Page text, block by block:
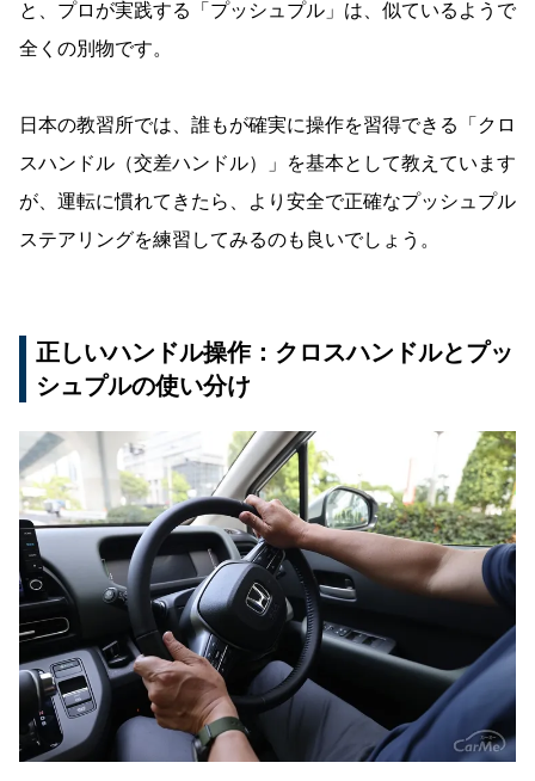
と、プロが実践する「プッシュプル」は、似ているようで
全くの別物です。
日本の教習所では、誰もが確実に操作を習得できる「クロ
スハンドル（交差ハンドル）」を基本として教えています
が、運転に慣れてきたら、より安全で正確なプッシュプル
ステアリングを練習してみるのも良いでしょう。
正しいハンドル操作：クロスハンドルとプッ
シュプルの使い分け